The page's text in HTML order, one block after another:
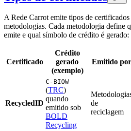
A Rede Carrot emite tipos de
metodologias. Cada metodologia define
emite e qual símbolo de crédito é gerado:
Certificado
Crédito
gerado
(exemplo)
Emitido por
RecycledID
C-BIOW
(TRC)
quando
emitido sob
BOLD
Recycling
de
reciclagem